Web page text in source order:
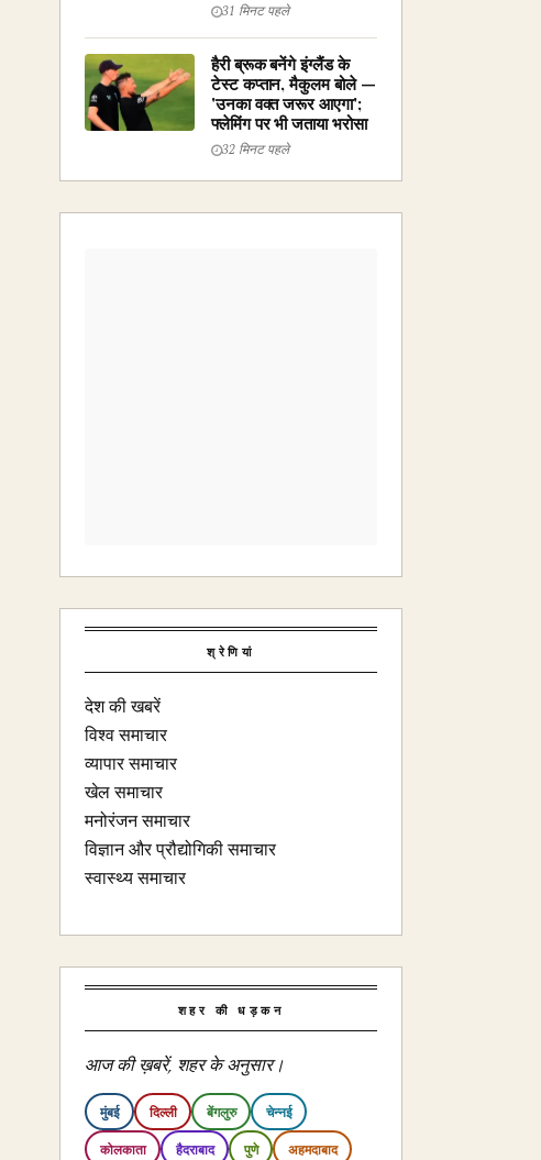
31 मिनट पहले
हैरी ब्रूक बनेंगे इंग्लैंड के
टेस्ट कप्तान, मैकुलम बोले —
'उनका वक्त जरूर आएगा';
फ्लेमिंग पर भी जताया भरोसा
32 मिनट पहले
श्रेणियां
देश की खबरें
विश्व समाचार
व्यापार समाचार
खेल समाचार
मनोरंजन समाचार
विज्ञान और प्रौद्योगिकी समाचार
स्वास्थ्य समाचार
शहर की धड़कन
आज की ख़बरें, शहर के अनुसार।
मुंबई दिल्ली बेंगलुरु चेन्नई
कोलकाता हैदराबाद पुणे अहमदाबाद